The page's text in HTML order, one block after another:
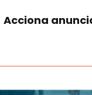
Acciona